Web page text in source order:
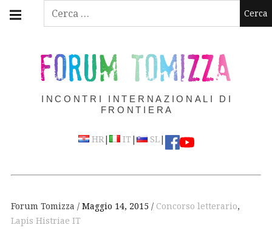
Ricerca
Skip
FORUM TOMIZZA
INCONTRI INTERNAZIONALI DI
FRONTIERA
HR| IT | SL|
navigation
Forum Tomizza Maggio 14, 2015 Concorso letterario,
Lapis Histriae IT